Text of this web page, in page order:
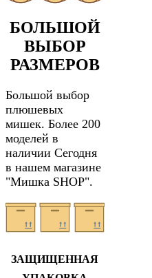
БОЛЬШОЙ
ВЫБОР
РАЗМЕРОВ
Большой выбор
плюшевых
мишек. Более 200
моделей в
наличии Сегодня
в нашем магазине
"Мишка SHOP".
ЗАЩИЩЕННАЯ